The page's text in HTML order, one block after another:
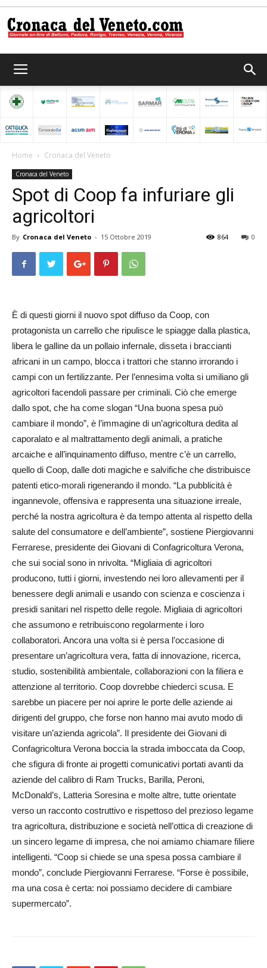
del
Home Cronaca del Veneto
Cronaca del Veneto
Spot di Coop fa infuriare gli
agricoltori
By Cronaca del Veneto - 15 Ottobre 2019 0
864
È di questi giorni il nuovo spot diffuso da Coop, con
protagonista un carrello che ripulisce le spiagge dalla plastica,
libera le galline da un pollaio infernale, disseta i braccianti
africani in un campo, blocca i trattori che stanno irrorando i
campi con un fertilizzante. Per l’ennesima volta si umiliano gli
agricoltori facendoli passare per criminali. Ciò che emerge
dallo spot, che ha come slogan “Una buona spesa può
cambiare il mondo”, è l’immagine di un’agricoltura dedita al
caporalato e al maltrattamento degli animali, a pratiche
arcaiche e all’inquinamento diffuso, mentre c’è un carrello,
quello di Coop, dalle doti magiche e salvifiche che distribuisce
patenti etico-morali rigenerando il mondo. “La pubblicità è
ingannevole, offensiva e rappresenta una situazione irreale,
perché la nostra agricoltura è da tempo attenta al rispetto della
salute del consumatore e dell’ambiente”, sostiene Piergiovanni
Ferrarese, presidente dei Giovani di Confagricoltura Verona,
che sui social sono in nrivolta. “Migliaia di agricoltori
producono, tutti i giorni, investendo nei loro allevamenti per il
benessere degli animali e usando con scienza e coscienza i
presidi sanitari nel rispetto delle regole. Migliaia di agricoltori
che assumono e retribuiscono regolarmente i loro
collaboratori. Ancora una volta si è persa l’occasione di
presentare un’agricoltura vera, fatta di innovazione, ricerca,
studio, sostenibilità ambientale, collaborazioni con la filiera e
attenzione al territorio. Coop dovrebbe chiederci scusa. E
sarebbe un piacere per noi aprire le porte delle aziende ai
dirigenti del gruppo, che forse non hanno mai avuto modo di
visitare un’azienda agricola”. Il presidente dei Giovani di
Confagricoltura Verona boccia la strada imboccata da Coop,
che sfigura di fronte ai progetti comunicativi portati avanti da
aziende del calibro di Ram Trucks, Barilla, Peroni,
McDonald’s, Latteria Soresina e molte altre, tutte orientate
verso un racconto costruttivo e rispettoso del prezioso legame
tra agricoltura, distribuzione e società nell’ottica di creazione di
un sincero legame di impresa, che noi amiamo chiamare filiere
intelligenti. “Coop si chiede se una spesa possa cambiare il
mondo”, conclude Piergiovanni Ferrarese. “Forse è possibile,
ma una cosa è certa: noi possiamo decidere di cambiare
supermercato”.